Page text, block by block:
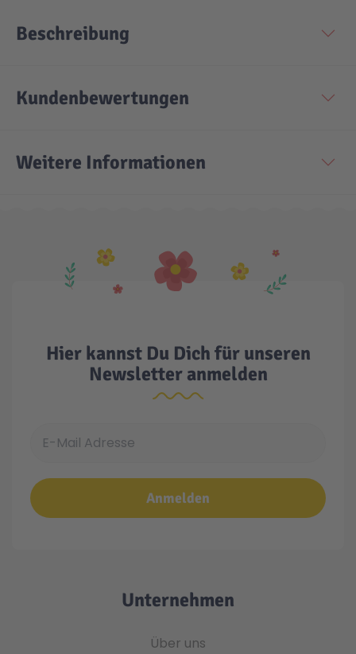
Beschreibung
Kundenbewertungen
Weitere Informationen
Hier kannst Du Dich für unseren
Newsletter anmelden
Anmelden
Unternehmen
Über uns